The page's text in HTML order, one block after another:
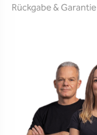
Rückgabe & Garantie